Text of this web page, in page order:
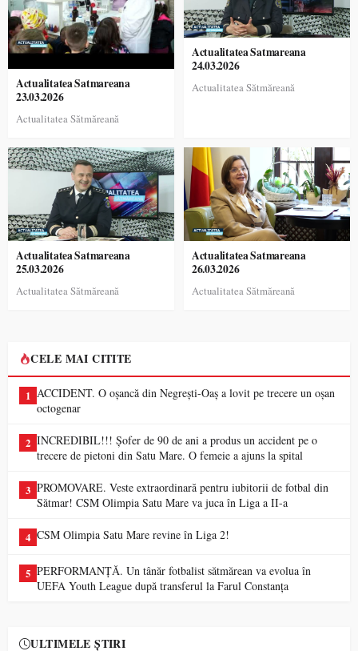
Actualitatea Satmareana
23.03.2026
Actualitatea Sătmăreană
Actualitatea Satmareana
24.03.2026
Actualitatea Sătmăreană
Actualitatea Satmareana
25.03.2026
Actualitatea Sătmăreană
Actualitatea Satmareana
26.03.2026
Actualitatea Sătmăreană
CELE MAI CITITE
1 ACCIDENT. O oșancă din Negrești-Oaș a lovit pe trecere un oșan
octogenar
2 INCREDIBIL!!! Șofer de 90 de ani a produs un accident pe o
trecere de pietoni din Satu Mare. O femeie a ajuns la spital
3 PROMOVARE. Veste extraordinară pentru iubitorii de fotbal din
Sătmar! CSM Olimpia Satu Mare va juca în Liga a II-a
4 CSM Olimpia Satu Mare revine în Liga 2!
5 PERFORMANȚĂ. Un tânăr fotbalist sătmărean va evolua în
UEFA Youth League după transferul la Farul Constanța
ULTIMELE ȘTIRI